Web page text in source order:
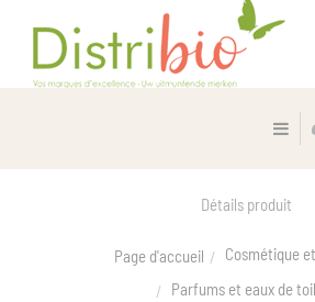
Détails produit
Page d'accueil
Cosmétique
Parfums et eaux de